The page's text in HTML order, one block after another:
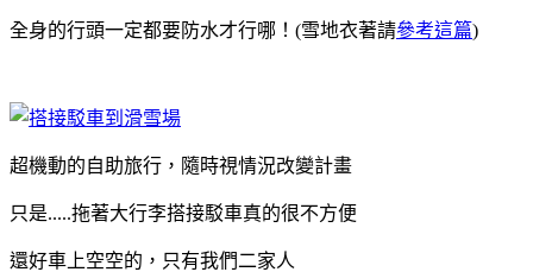
全身的行頭一定都要防水才行哪！(雪地衣著請參考這篇)
超機動的自助旅行，隨時視情況改變計畫
只是.....拖著大行李搭接駁車真的很不方便
還好車上空空的，只有我們二家人